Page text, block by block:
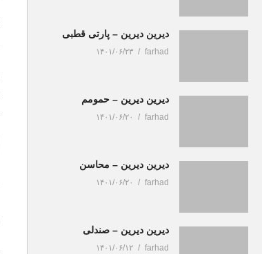
دیرین دیرین – پارتی قطبی
farhad ۱۴۰۱/۰۶/۲۳
دیرین دیرین – حمومم
farhad ۱۴۰۱/۰۶/۲۰
دیرین دیرین – محاسن
farhad ۱۴۰۱/۰۶/۲۰
دیرین دیرین – صندلی
farhad ۱۴۰۱/۰۶/۱۲